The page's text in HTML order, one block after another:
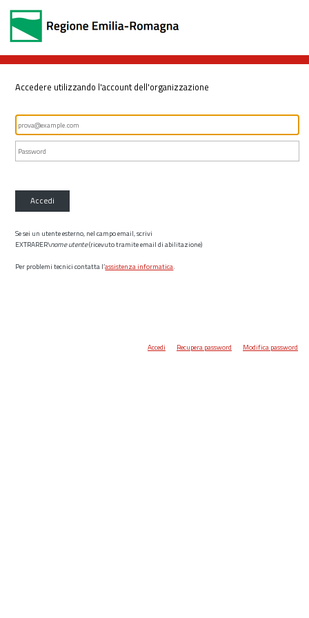
Accedere utilizzando l'account dell'organizzazione
Accedi
Se sei un utente esterno, nel campo email, scrivi
EXTRARER\nome utente(ricevuto tramite email di abilitazione)
Per problemi tecnici contatta l’assistenza informatica.
Accedi Recupera password Modifica password